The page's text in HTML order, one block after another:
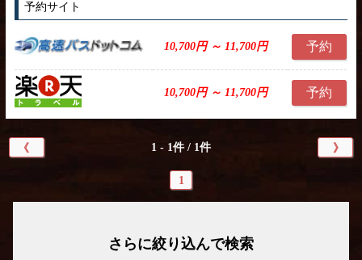
予約サイト
10,700円 ～ 11,700円 予約
10,700円 ～ 11,700円 予約
《 1 - 1件 / 1件 》
1
さらに絞り込んで検索